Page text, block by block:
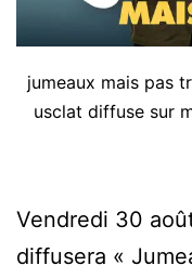
jumeaux mais pas
usclat diffuse sur
Vendredi 30
diffusera «